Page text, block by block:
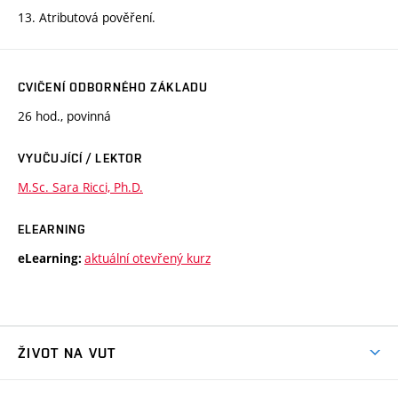
13. Atributová pověření.
CVIČENÍ ODBORNÉHO ZÁKLADU
26 hod., povinná
VYUČUJÍCÍ / LEKTOR
M.Sc. Sara Ricci, Ph.D.
ELEARNING
eLearning: aktuální otevřený kurz
ŽIVOT NA VUT